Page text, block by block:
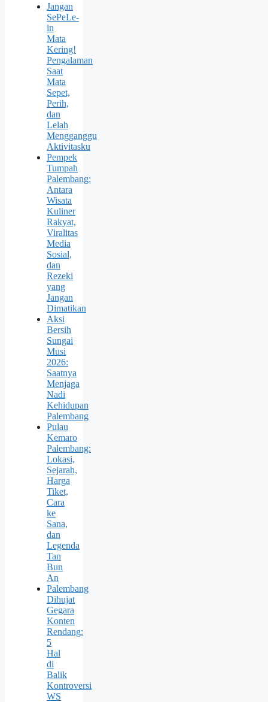
Jangan
SePeLe-
in
Mata
Kering!
Pengalaman
Saat
Mata
Sepet,
Perih,
dan
Lelah
Mengganggu
Aktivitasku
Pempek
Tumpah
Palembang:
Antara
Wisata
Kuliner
Rakyat,
Viralitas
Media
Sosial,
dan
Rezeki
yang
Jangan
Dimatikan
Aksi
Bersih
Sungai
Musi
2026:
Saatnya
Menjaga
Nadi
Kehidupan
Palembang
Pulau
Kemaro
Palembang:
Lokasi,
Sejarah,
Harga
Tiket,
Cara
ke
Sana,
dan
Legenda
Tan
Bun
An
Palembang
Dihujat
Gegara
Konten
Rendang:
5
Hal
di
Balik
Kontroversi
WS